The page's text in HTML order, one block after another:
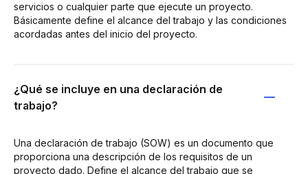
servicios o cualquier parte que ejecute un proyecto.
Básicamente define el alcance del trabajo y las condiciones
acordadas antes del inicio del proyecto.
¿Qué se incluye en una declaración de
trabajo?
Una declaración de trabajo (SOW) es un documento que
proporciona una descripción de los requisitos de un
proyecto dado. Define el alcance del trabajo que se